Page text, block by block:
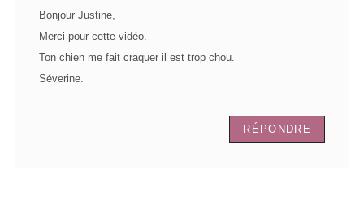
Bonjour Justine,
Merci pour cette vidéo.
Ton chien me fait craquer il est trop chou.
Séverine.
RÉPONDRE